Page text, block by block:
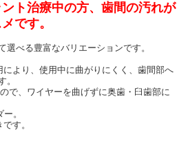
ト治療中の方、歯間の汚れが
です。
選べる豊富なバリエーションです。
より、使用中に曲がりにくく、歯間部へ
。
で、ワイヤーを曲げずに奥歯・臼歯部に
。
す。